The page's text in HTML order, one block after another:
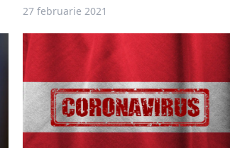
27 februarie 2021